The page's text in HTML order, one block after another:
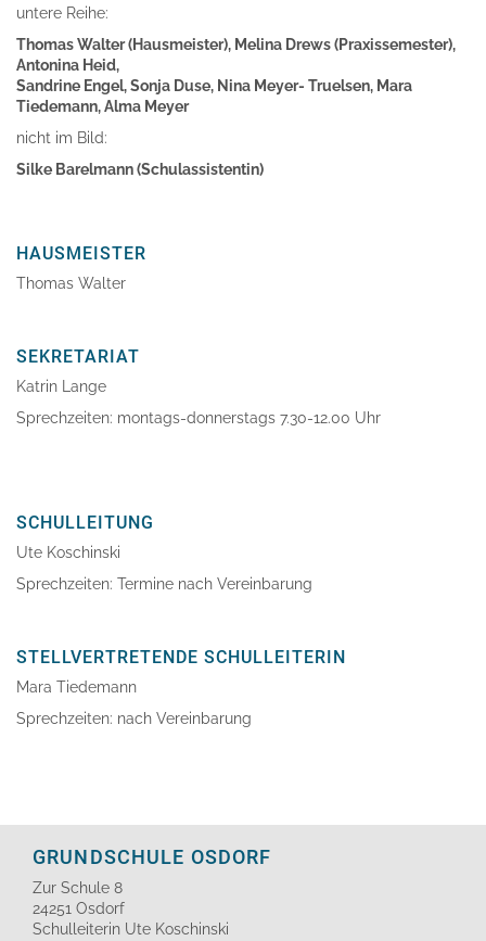
untere Reihe:
Thomas Walter (Hausmeister), Melina Drews (Praxissemester),
Antonina Heid,
Sandrine Engel, Sonja Duse, Nina Meyer- Truelsen, Mara
Tiedemann, Alma Meyer
nicht im Bild:
Silke Barelmann (Schulassistentin)
HAUSMEISTER
Thomas Walter
SEKRETARIAT
Katrin Lange
Sprechzeiten: montags-donnerstags 7.30-12.00 Uhr
SCHULLEITUNG
Ute Koschinski
Sprechzeiten: Termine nach Vereinbarung
STELLVERTRETENDE SCHULLEITERIN
Mara Tiedemann
Sprechzeiten: nach Vereinbarung
GRUNDSCHULE OSDORF
Zur Schule 8
24251 Osdorf
Schulleiterin Ute Koschinski